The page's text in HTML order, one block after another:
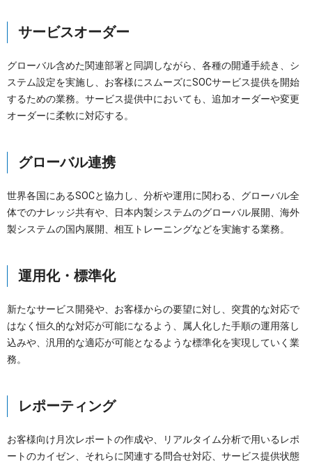
サービスオーダー
グローバル含めた関連部署と同調しながら、各種の開通手続き、シ
ステム設定を実施し、お客様にスムーズにSOCサービス提供を開始
するための業務。サービス提供中においても、追加オーダーや変更
オーダーに柔軟に対応する。
グローバル連携
世界各国にあるSOCと協力し、分析や運用に関わる、グローバル全
体でのナレッジ共有や、日本内製システムのグローバル展開、海外
製システムの国内展開、相互トレーニングなどを実施する業務。
運用化・標準化
新たなサービス開発や、お客様からの要望に対し、突貫的な対応で
はなく恒久的な対応が可能になるよう、属人化した手順の運用落し
込みや、汎用的な適応が可能となるような標準化を実現していく業
務。
レポーティング
お客様向け月次レポートの作成や、リアルタイム分析で用いるレポ
ートのカイゼン、それらに関連する問合せ対応、サービス提供状態